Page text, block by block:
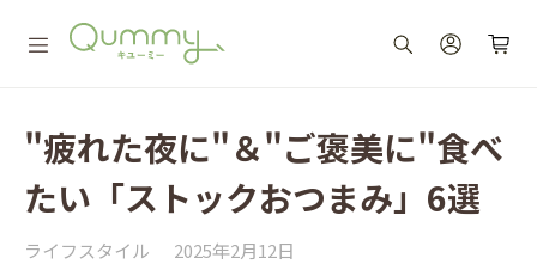
"疲れた夜に"＆"ご褒美に"食べ
たい「ストックおつまみ」6選
ライフスタイル 2025年2月12日